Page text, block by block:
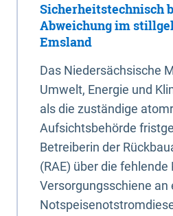
Sicherheitstechnisch
Abweichung im
Emsland
Das Niedersächsische
Umwelt, Energie und
als die zuständige
Aufsichtsbehörde
Betreiberin der
(RAE) über die
Versorgungsschiene an